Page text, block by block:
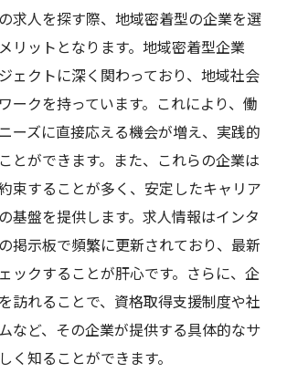
ップ後のキャリア展望
経験者が選ぶべき鉄筋工求人の特徴
向けの制度が充実
い職場環境とは
ポートする企業文化
が充実した求人の利点
を積極的に採用する理由
頼性を確認する方法
足立区での鉄筋工求人で注目すべき
遇の基準を理解する
求人を探す際、地域密着型の企業を選
リットとなります。地域密着型企業
ェクトに深く関わっており、地域社会
ークを持っています。これにより、働
ーズに直接応える機会が増え、実践的
とができます。また、これらの企業は
束することが多く、安定したキャリア
基盤を提供します。求人情報はインタ
掲示板で頻繁に更新されており、最新
ックすることが肝心です。さらに、企
訪れることで、資格取得支援制度や社
など、その企業が提供する具体的なサ
く知ることができます。